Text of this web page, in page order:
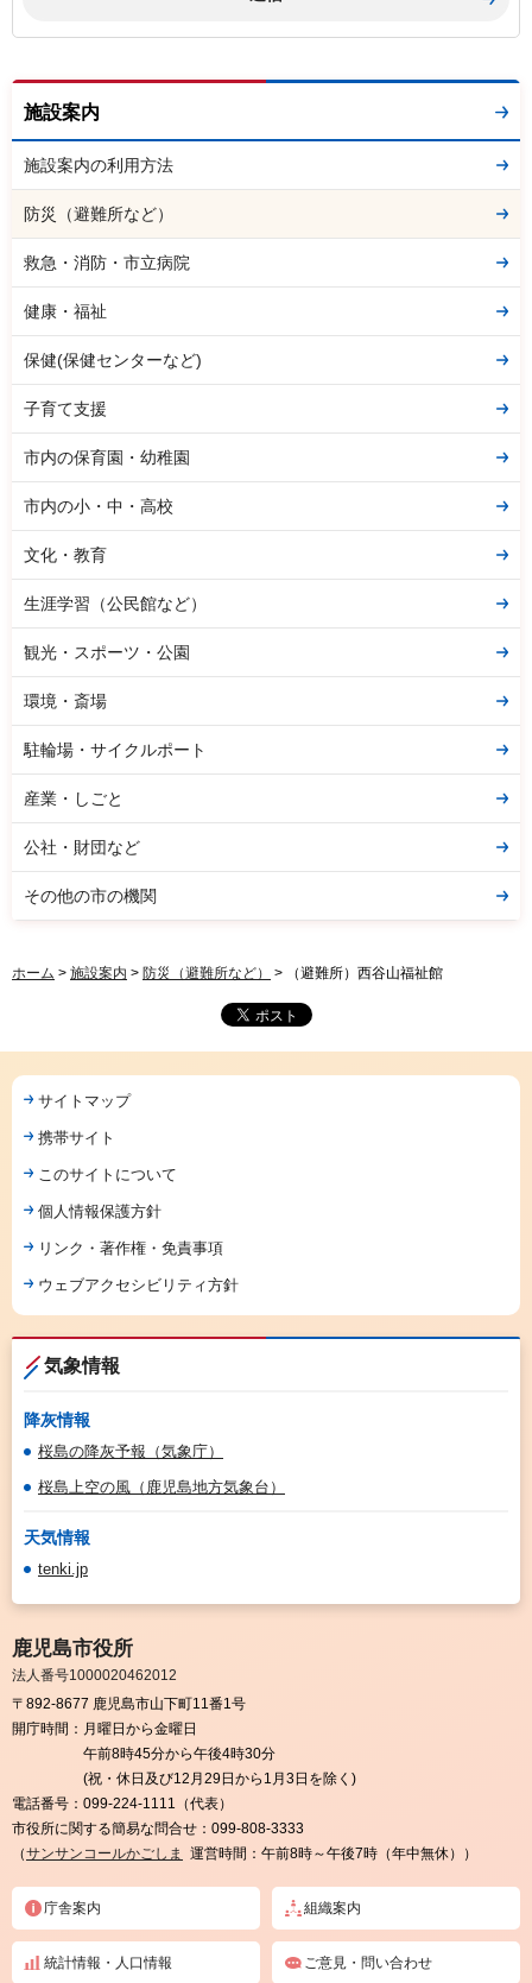
施設案内
施設案内の利用方法
防災（避難所など）
救急・消防・市立病院
健康・福祉
保健(保健センターなど)
子育て支援
市内の保育園・幼稚園
市内の小・中・高校
文化・教育
生涯学習（公民館など）
観光・スポーツ・公園
環境・斎場
駐輪場・サイクルポート
産業・しごと
公社・財団など
その他の市の機関
ホーム > 施設案内 > 防災（避難所など） > （避難所）西谷山福祉館
サイトマップ
携帯サイト
このサイトについて
個人情報保護方針
リンク・著作権・免責事項
ウェブアクセシビリティ方針
気象情報
降灰情報
桜島の降灰予報（気象庁）
桜島上空の風（鹿児島地方気象台）
天気情報
tenki.jp
鹿児島市役所
法人番号1000020462012
〒892-8677 鹿児島市山下町11番1号
開庁時間： 月曜日から金曜日
午前8時45分から午後4時30分
(祝・休日及び12月29日から1月3日を除く)
電話番号： 099-224-1111（代表）
市役所に関する簡易な問合せ： 099-808-3333
（サンサンコールかごしま 運営時間：午前8時～午後7時（年中無休））
庁舎案内 組織案内
統計情報・人口情報 ご意見・問い合わせ